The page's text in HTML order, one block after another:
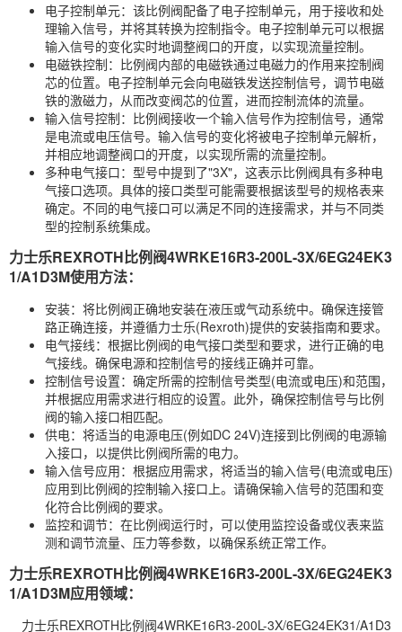
电子控制单元：该比例阀配备了电子控制单元，用于接收和处
理输入信号，并将其转换为控制指令。电子控制单元可以根据
输入信号的变化实时地调整阀口的开度，以实现流量控制。
电磁铁控制：比例阀内部的电磁铁通过电磁力的作用来控制阀
芯的位置。电子控制单元会向电磁铁发送控制信号，调节电磁
铁的激磁力，从而改变阀芯的位置，进而控制流体的流量。
输入信号控制：比例阀接收一个输入信号作为控制信号，通常
是电流或电压信号。输入信号的变化将被电子控制单元解析，
并相应地调整阀口的开度，以实现所需的流量控制。
多种电气接口：型号中提到了"3X"，这表示比例阀具有多种电
气接口选项。具体的接口类型可能需要根据该型号的规格表来
确定。不同的电气接口可以满足不同的连接需求，并与不同类
型的控制系统集成。
力士乐REXROTH比例阀4WRKE16R3-200L-3X/6EG24EK3
1/A1D3M使用方法：
安装：将比例阀正确地安装在液压或气动系统中。确保连接管
路正确连接，并遵循力士乐(Rexroth)提供的安装指南和要求。
电气接线：根据比例阀的电气接口类型和要求，进行正确的电
气接线。确保电源和控制信号的接线正确并可靠。
控制信号设置：确定所需的控制信号类型(电流或电压)和范围，
并根据应用需求进行相应的设置。此外，确保控制信号与比例
阀的输入接口相匹配。
供电：将适当的电源电压(例如DC 24V)连接到比例阀的电源输
入接口，以提供比例阀所需的电力。
输入信号应用：根据应用需求，将适当的输入信号(电流或电压)
应用到比例阀的控制输入接口上。请确保输入信号的范围和变
化符合比例阀的要求。
监控和调节：在比例阀运行时，可以使用监控设备或仪表来监
测和调节流量、压力等参数，以确保系统正常工作。
力士乐REXROTH比例阀4WRKE16R3-200L-3X/6EG24EK3
1/A1D3M应用领域：
力士乐REXROTH比例阀4WRKE16R3-200L-3X/6EG24EK31/A1D3